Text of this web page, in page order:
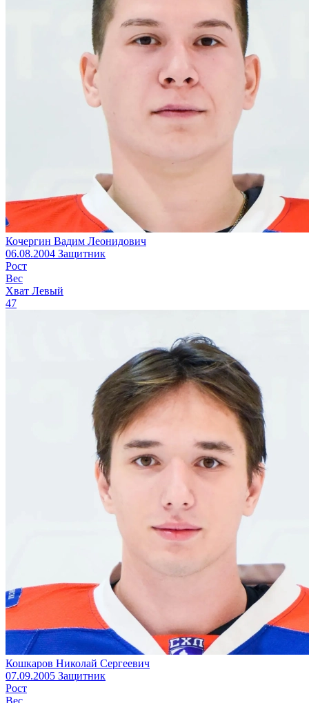
Кочергин Вадим Леонидович
06.08.2004 Защитник
Рост
Вес
Хват Левый
47
Кошкаров Николай Сергеевич
07.09.2005 Защитник
Рост